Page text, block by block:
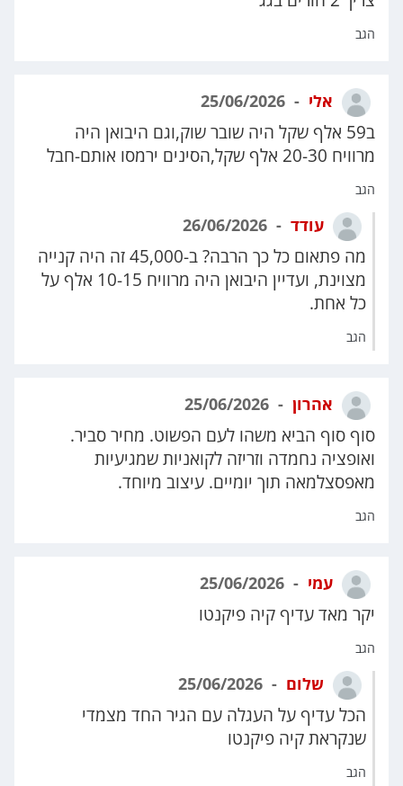
הגב
אלי
ב59 אלף שקל היה שובר שוק,וגם היבואן היה
מרוויח 20-30 אלף שקל,הסינים ירמסו אותם-חבל
הגב
עודד
מה פתאום כל כך הרבה? ב-45,000 זה היה קנייה
מצוינת, ועדיין היבואן היה מרוויח 10-15 אלף על
כל אחת.
הגב
אהרון
סוף סוף הביא משהו לעם הפשוט. מחיר סביר.
ואופציה נחמדה וזריזה לקואניות שמגיעיות
מאפסצלמאה תוך יומיים. עיצוב מיוחד.
הגב
עמי
יקר מאד עדיף קיה פיקנטו
הגב
שלום
הכל עדיף על העגלה עם הגיר החד מצמדי
שנקראת קיה פיקנטו
הגב